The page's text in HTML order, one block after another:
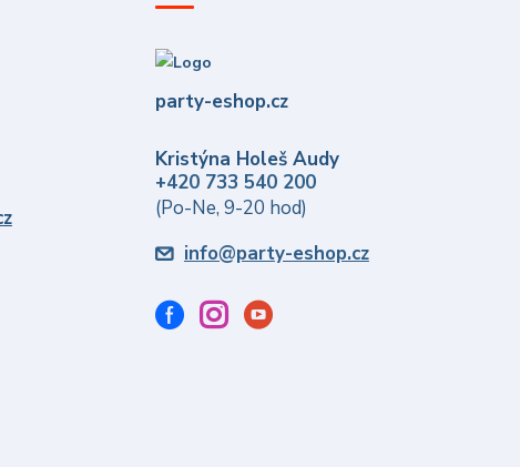
party-eshop.cz
Kristýna Holeš Audy
+420 733 540 200
(Po-Ne, 9-20 hod)
info@party-eshop.cz